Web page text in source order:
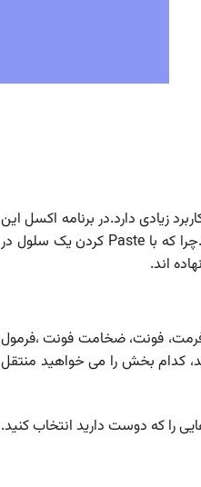
زیادی دارد.در برنامه اکسل این
عمل صورت می گیرد.اما Paste (الصاق) در اکسل تفاوت بسیار زیادی با سایر برنامه ها دارد.چرا که با Paste کردن یک سلول در
فرمت، فونت، ضخامت فونت ،فرمول
کدام بخش را می خواهید منتقل